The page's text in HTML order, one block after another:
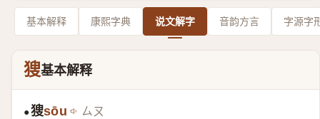
基本解释 康熙字典 说文解字 音韵方言 字源字
獀基本解释
●獀sōu ㄙㄡ